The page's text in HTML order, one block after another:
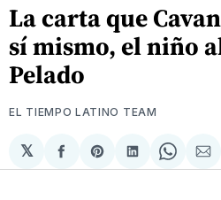
La carta que
sí mismo, el niño
Pelado
EL TIEMPO LATINO TEAM
𝕏
Compartir
en
Share
on
Compartir
en
Share
on